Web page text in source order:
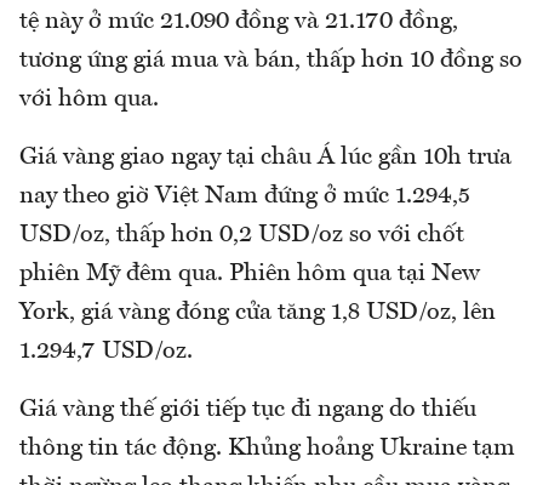
tệ này ở mức 21.090 đồng và 21.170 đồng,
tương ứng giá mua và bán, thấp hơn 10 đồng so
với hôm qua.
Giá vàng giao ngay tại châu Á lúc gần 10h trưa
nay theo giờ Việt Nam đứng ở mức 1.294,5
USD/oz, thấp hơn 0,2 USD/oz so với chốt
phiên Mỹ đêm qua. Phiên hôm qua tại New
York, giá vàng đóng cửa tăng 1,8 USD/oz, lên
1.294,7 USD/oz.
Giá vàng thế giới tiếp tục đi ngang do thiếu
thông tin tác động. Khủng hoảng Ukraine tạm